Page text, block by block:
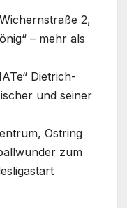
2,
– mehr als
Dietrich-
und sei­ner
Ost­ring
zum